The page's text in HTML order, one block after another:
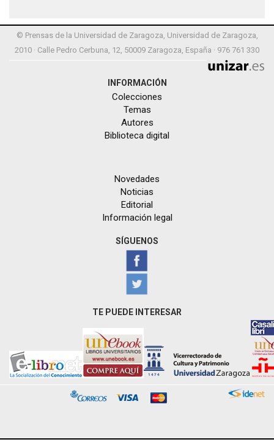
© Prensas de la Universidad de Zaragoza, Universidad de Zaragoza,
2010 · Calle Pedro Cerbuna, 12, 50009 Zaragoza, España · 976 761 330
INFORMACIÓN
Colecciones
Temas
Autores
Biblioteca digital
Novedades
Noticias
Editorial
Información legal
SÍGUENOS
TE PUEDE INTERESAR